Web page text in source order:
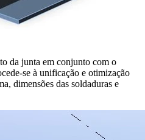
da junta em conjunto com o
se à unificação e otimização
dimensões das soldaduras e